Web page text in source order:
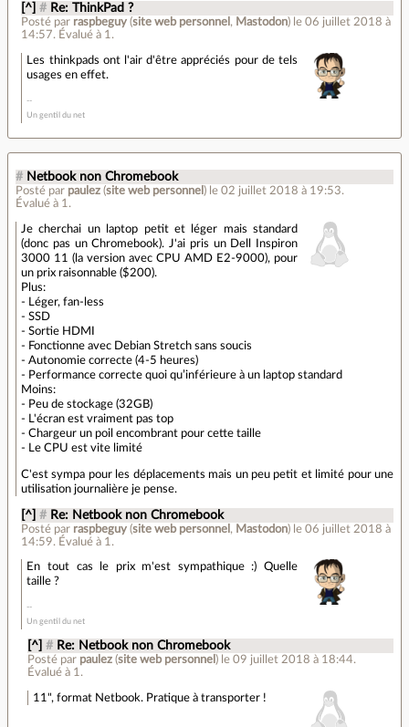
[^] # Re: ThinkPad ?
Posté par raspbeguy (site web personnel , Mastodon) le 06 juillet 2018 à
14:57. Évalué à 1 .
Les thinkpads ont l'air d'être appréciés pour de tels
usages en effet.
Un gentil du net
# Netbook non Chromebook
Posté par paulez (site web personnel ) le 02 juillet 2018 à 19:53.
Évalué à 1 .
Je cherchai un laptop petit et léger mais standard
(donc pas un Chromebook). J'ai pris un Dell Inspiron
3000 11 (la version avec CPU AMD E2-9000), pour
un prix raisonnable ($200).
Plus:
- Léger, fan-less
- SSD
- Sortie HDMI
- Fonctionne avec Debian Stretch sans soucis
- Autonomie correcte (4-5 heures)
- Performance correcte quoi qu’inférieure à un laptop standard
Moins:
- Peu de stockage (32GB)
- L'écran est vraiment pas top
- Chargeur un poil encombrant pour cette taille
- Le CPU est vite limité
C'est sympa pour les déplacements mais un peu petit et limité pour une
utilisation journalière je pense.
[^] # Re: Netbook non Chromebook
Posté par raspbeguy (site web personnel , Mastodon) le 06 juillet 2018 à
14:59. Évalué à 1 .
En tout cas le prix m'est sympathique :) Quelle
taille ?
Un gentil du net
[^] # Re: Netbook non Chromebook
Posté par paulez(site web personnel ) le 09 juillet 2018 à 18:44.
Évalué à 1 .
11", format Netbook. Pratique à transporter !